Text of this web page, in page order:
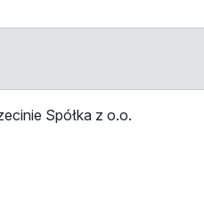
Spółka z o.o.